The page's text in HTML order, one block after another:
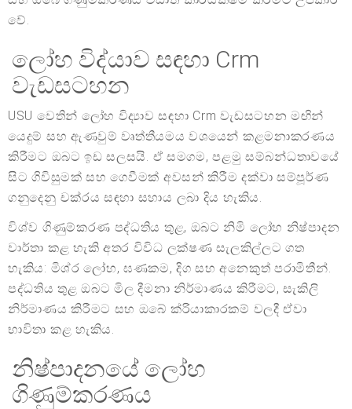
වේ.
ලෝහ විද්යාව සඳහා Crm
වැඩසටහන
USU වෙතින් ලෝහ විද්‍යාව සඳහා Crm වැඩසටහන මඟින්
යෙදුම් සහ ඇණවුම් වෘත්තීයමය වශයෙන් කළමනාකරණය
කිරීමට ඔබට ඉඩ සලසයි. ඒ සමගම, පළමු සම්බන්ධතාවයේ
සිට ගිවිසුමක් සහ ගෙවීමක් අවසන් කිරීම දක්වා සම්පූර්ණ
ගනුදෙනු චක්රය සඳහා සහාය ලබා දිය හැකිය.
විශ්ව ගිණුම්කරණ පද්ධතිය තුළ, ඔබට නිමි ලෝහ නිෂ්පාදන
වාර්තා කළ හැකි අතර විවිධ ලක්ෂණ සැලකිල්ලට ගත
හැකිය: මිශ්ර ලෝහ, ඝණකම, දිග සහ අනෙකුත් පරාමිතීන්.
පද්ධතිය තුළ ඔබට මිල දීමනා නිර්මාණය කිරීමට, සැකිලි
නිර්මාණය කිරීමට සහ ඔබේ ක්රියාකාරකම් වලදී ඒවා
භාවිතා කළ හැකිය.
නිෂ්පාදනයේ ලෝහ
ගිණුම්කරණය